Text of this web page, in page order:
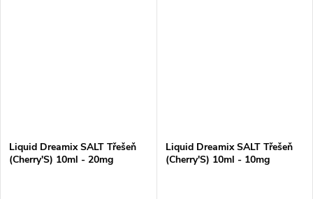
Liquid Dreamix SALT Třešeň
(Cherry'S) 10ml - 20mg
Liquid Dreamix SALT Třešeň
(Cherry'S) 10ml - 10mg